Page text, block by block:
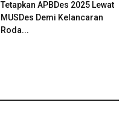
Tetapkan APBDes 2025 Lewat
MUSDes Demi Kelancaran
Roda...